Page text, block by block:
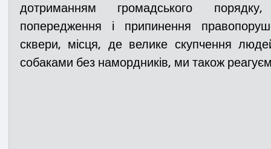
Курс спротиву Цивільний захист
Громадське формування
дотриманням громадського
попередження і припинення
сквери, місця, де велике скупчення
собаками без намордників, ми також